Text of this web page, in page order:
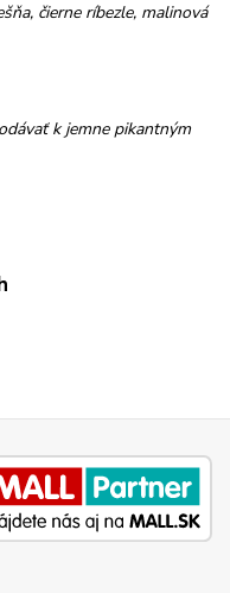
čierne ríbezle, malinová
k jemne pikantným